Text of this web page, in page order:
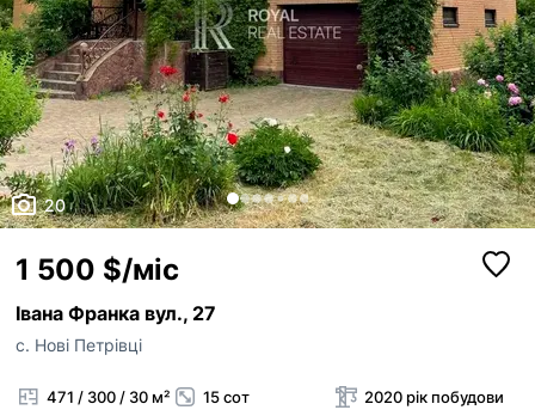
20
1 500 $/міс
Івана Франка вул., 27
с. Нові Петрівці
471 / 300 / 30 м²
15 сот
2020 рік побудови